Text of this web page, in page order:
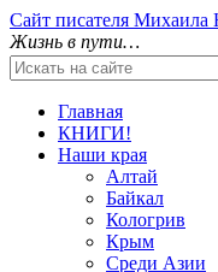
Сайт писателя Михаила
Жизнь в пути…
Главная
КНИГИ!
Наши края
Алтай
Байкал
Кологрив
Крым
Среди Азии